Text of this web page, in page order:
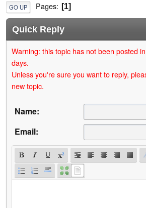
GO UP Pages 1
Quick Reply
Warning: this topic has not been posted
days.
Unless you're sure you want to reply,
new topic.
Name:
Email: